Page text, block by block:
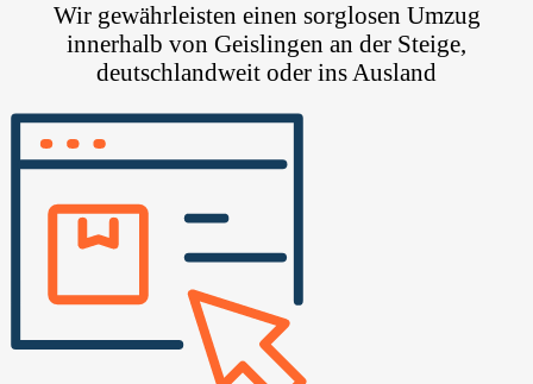
Wir gewährleisten einen sorglosen Umzug
innerhalb von Geislingen an der Steige,
deutschlandweit oder ins Ausland